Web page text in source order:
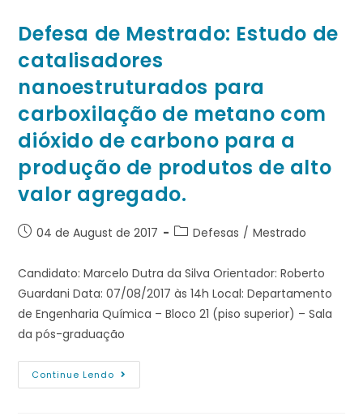
Defesa de Mestrado: Estudo de
catalisadores
nanoestruturados para
carboxilação de metano com
dióxido de carbono para a
produção de produtos de alto
valor agregado.
04 de August de 2017 Defesas / Mestrado
Candidato: Marcelo Dutra da Silva Orientador: Roberto
Guardani Data: 07/08/2017 às 14h Local: Departamento
de Engenharia Química – Bloco 21 (piso superior) – Sala
da pós-graduação
Continue Lendo